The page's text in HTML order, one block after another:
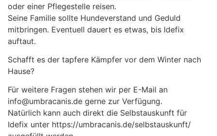
oder einer Pflegestelle reisen.
Seine Familie sollte Hundeverstand und Geduld
mitbringen. Eventuell dauert es etwas, bis Idefix
auftaut.
Schafft es der tapfere Kämpfer vor dem Winter nach
Hause?
Für weitere Fragen stehen wir per E-Mail an
info@umbracanis.de gerne zur Verfügung.
Natürlich kann auch direkt die Selbstauskunft für
Idefix unter https://umbracanis.de/selbstauskunft/